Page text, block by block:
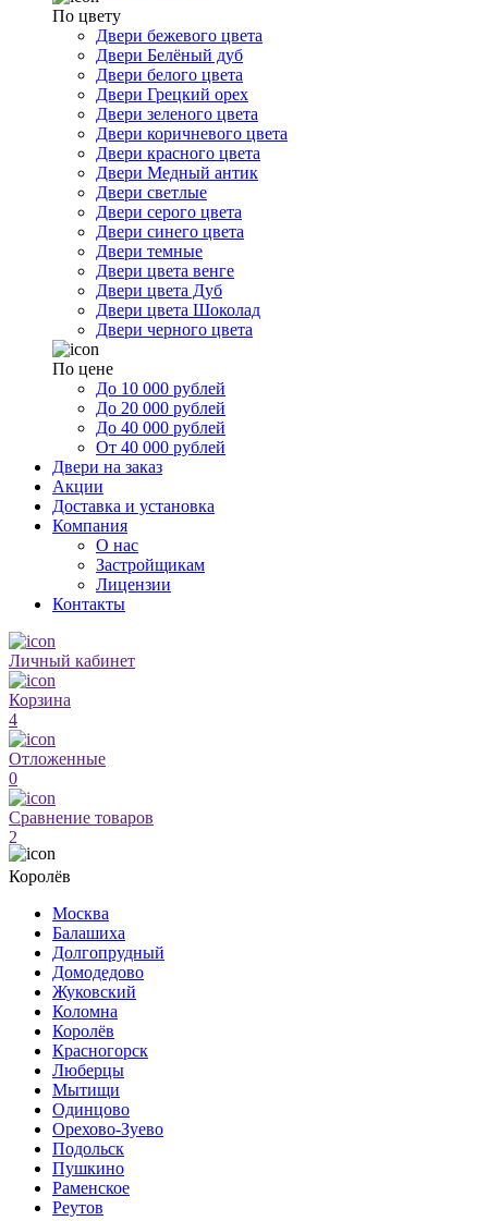
По цвету
Двери бежевого цвета
Двери Белёный дуб
Двери белого цвета
Двери Грецкий орех
Двери зеленого цвета
Двери коричневого цвета
Двери красного цвета
Двери Медный антик
Двери светлые
Двери серого цвета
Двери синего цвета
Двери темные
Двери цвета венге
Двери цвета Дуб
Двери цвета Шоколад
Двери черного цвета
По цене
До 10 000 рублей
До 20 000 рублей
До 40 000 рублей
От 40 000 рублей
Двери на заказ
Акции
Доставка и установка
Компания
О нас
Застройщикам
Лицензии
Контакты
Личный кабинет
Корзина
4
Отложенные
0
Сравнение товаров
2
Королёв
Москва
Балашиха
Долгопрудный
Домодедово
Жуковский
Коломна
Королёв
Красногорск
Люберцы
Мытищи
Одинцово
Орехово-Зуево
Подольск
Пушкино
Раменское
Реутов